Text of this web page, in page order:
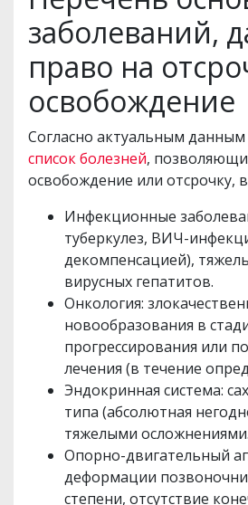
заболеваний,
право на
освобождение
Согласно актуальным данным
список болезней,
освобождение или отсрочку,
Инфекционные
туберкулез, ВИЧ-
декомпенсацией),
вирусных гепатитов.
Онкология:
новообразования в
прогрессирования или
лечения (в течение
Эндокринная система:
типа (абсолютная
тяжелыми осложнениями.
Опорно-двигательный
деформации
степени, отсутствие